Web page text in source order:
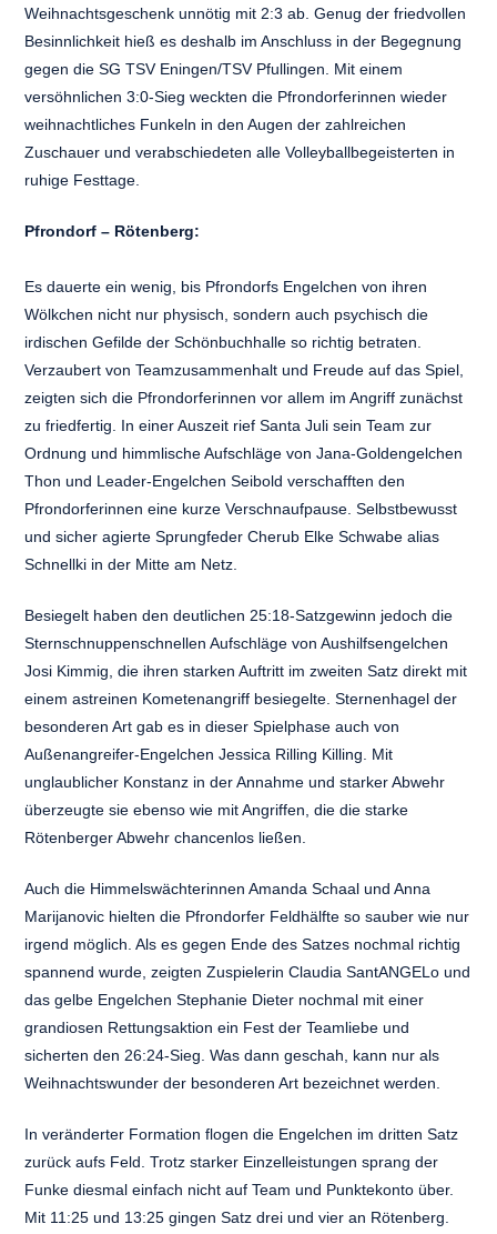
Weihnachtsgeschenk unnötig mit 2:3 ab. Genug der friedvollen
Besinnlichkeit hieß es deshalb im Anschluss in der Begegnung
gegen die SG TSV Eningen/TSV Pfullingen. Mit einem
versöhnlichen 3:0-Sieg weckten die Pfrondorferinnen wieder
weihnachtliches Funkeln in den Augen der zahlreichen
Zuschauer und verabschiedeten alle Volleyballbegeisterten in
ruhige Festtage.
Pfrondorf – Rötenberg:
Es dauerte ein wenig, bis Pfrondorfs Engelchen von ihren
Wölkchen nicht nur physisch, sondern auch psychisch die
irdischen Gefilde der Schönbuchhalle so richtig betraten.
Verzaubert von Teamzusammenhalt und Freude auf das Spiel,
zeigten sich die Pfrondorferinnen vor allem im Angriff zunächst
zu friedfertig. In einer Auszeit rief Santa Juli sein Team zur
Ordnung und himmlische Aufschläge von Jana-Goldengelchen
Thon und Leader-Engelchen Seibold verschafften den
Pfrondorferinnen eine kurze Verschnaufpause. Selbstbewusst
und sicher agierte Sprungfeder Cherub Elke Schwabe alias
Schnellki in der Mitte am Netz.
Besiegelt haben den deutlichen 25:18-Satzgewinn jedoch die
Sternschnuppenschnellen Aufschläge von Aushilfsengelchen
Josi Kimmig, die ihren starken Auftritt im zweiten Satz direkt mit
einem astreinen Kometenangriff besiegelte. Sternenhagel der
besonderen Art gab es in dieser Spielphase auch von
Außenangreifer-Engelchen Jessica Rilling Killing. Mit
unglaublicher Konstanz in der Annahme und starker Abwehr
überzeugte sie ebenso wie mit Angriffen, die die starke
Rötenberger Abwehr chancenlos ließen.
Auch die Himmelswächterinnen Amanda Schaal und Anna
Marijanovic hielten die Pfrondorfer Feldhälfte so sauber wie nur
irgend möglich. Als es gegen Ende des Satzes nochmal richtig
spannend wurde, zeigten Zuspielerin Claudia SantANGELo und
das gelbe Engelchen Stephanie Dieter nochmal mit einer
grandiosen Rettungsaktion ein Fest der Teamliebe und
sicherten den 26:24-Sieg. Was dann geschah, kann nur als
Weihnachtswunder der besonderen Art bezeichnet werden.
In veränderter Formation flogen die Engelchen im dritten Satz
zurück aufs Feld. Trotz starker Einzelleistungen sprang der
Funke diesmal einfach nicht auf Team und Punktekonto über.
Mit 11:25 und 13:25 gingen Satz drei und vier an Rötenberg.